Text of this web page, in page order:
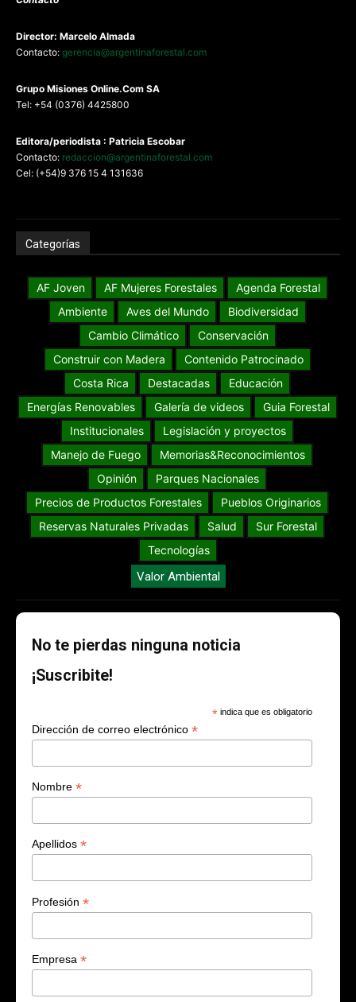
Director: Marcelo Almada
Contacto: gerencia@argentinaforestal.com
Grupo Misiones Online.Com SA
Tel: +54 (0376) 4425800
Editora/periodista : Patricia Escobar
Contacto: redaccion@argentinaforestal.com
Cel: (+54)9 376 15 4 131636
Categorías
AF Joven AF Mujeres Forestales
Agenda Forestal
Ambiente
Aves del Mundo
Biodiversidad
Cambio Climático
Conservación
Construir con Madera
Contenido Patrocinado
Costa Rica
Destacadas
Educación
Energías Renovables
Galería de videos
Guia Forestal
Institucionales
Legislación y proyectos
Manejo de Fuego
Memorias&Reconocimientos
Opinión
Parques Nacionales
Precios de Productos Forestales
Pueblos Originarios
Reservas Naturales Privadas
Salud
Sur Forestal
Tecnologías
Valor Ambiental
No te pierdas ninguna noticia
¡Suscribite!
* indica que es obligatorio
Dirección de correo electrónico *
Nombre *
Apellidos *
Profesión *
Empresa *